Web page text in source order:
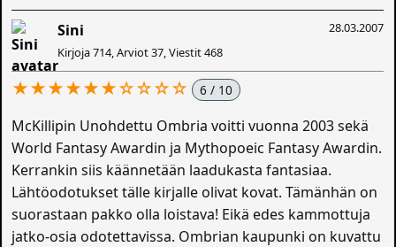
28.03.2007
Sini
Kirjoja 714, Arviot 37, Viestit 468
★★★★★★☆☆☆☆ 6 / 10
McKillipin Unohdettu Ombria voitti vuonna 2003 sekä
World Fantasy Awardin ja Mythopoeic Fantasy Awardin.
Kerrankin siis käännetään laadukasta fantasiaa.
Lähtöodotukset tälle kirjalle olivat kovat. Tämänhän on
suorastaan pakko olla loistava! Eikä edes kammottuja
jatko-osia odotettavissa. Ombrian kaupunki on kuvattu